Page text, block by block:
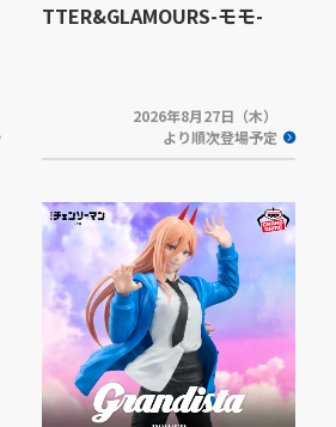
TTER&GLAMOURS-モモ-
2026年8月27日（木）
より順次登場予定